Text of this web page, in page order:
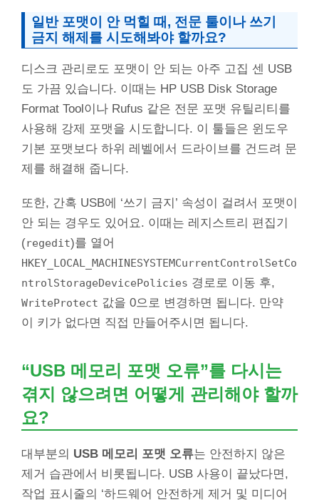
일반 포맷이 안 먹힐 때, 전문 툴이나 쓰기
금지 해제를 시도해봐야 할까요?
디스크 관리로도 포맷이 안 되는 아주 고집 센 USB
도 가끔 있습니다. 이때는 HP USB Disk Storage
Format Tool이나 Rufus 같은 전문 포맷 유틸리티를
사용해 강제 포맷을 시도합니다. 이 툴들은 윈도우
기본 포맷보다 하위 레벨에서 드라이브를 건드려 문
제를 해결해 줍니다.
또한, 간혹 USB에 ‘쓰기 금지’ 속성이 걸려서 포맷이
안 되는 경우도 있어요. 이때는 레지스트리 편집기
(regedit)를 열어
HKEY_LOCAL_MACHINESYSTEMCurrentControlSetCo
ntrolStorageDevicePolicies 경로로 이동 후,
WriteProtect 값을 0으로 변경하면 됩니다. 만약
이 키가 없다면 직접 만들어주시면 됩니다.
“USB 메모리 포맷 오류”를 다시는
겪지 않으려면 어떻게 관리해야 할까
요?
대부분의 USB 메모리 포맷 오류는 안전하지 않은
제거 습관에서 비롯됩니다. USB 사용이 끝났다면,
작업 표시줄의 ‘하드웨어 안전하게 제거 및 미디어